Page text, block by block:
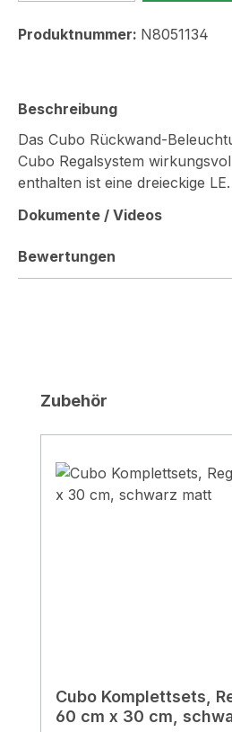
Produktnummer: N8051134
Beschreibung
Das Cubo Rückwand-
Cubo Regalsystem
enthalten ist eine dreieckige
Dokumente / Videos
Bewertungen
Produktgalerie überspringen
Zubehör
Cubo Komplettsets,
60 cm x 30 cm,